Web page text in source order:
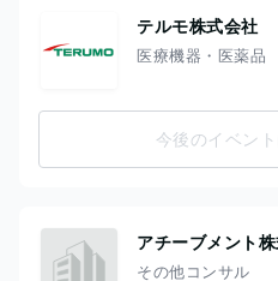
テルモ株式会社
医療機器・医薬品
今後のイベン
アチーブメント
その他コンサル